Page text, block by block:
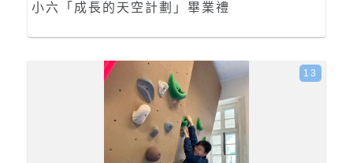
小六「成長的天空計劃」畢業禮
13